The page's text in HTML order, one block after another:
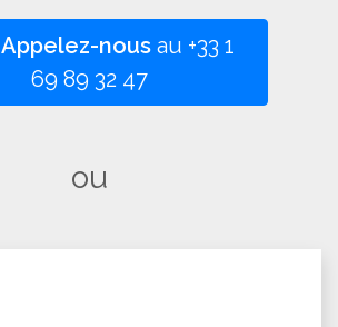
Appelez-nous au +33 1
69 89 32 47
ou